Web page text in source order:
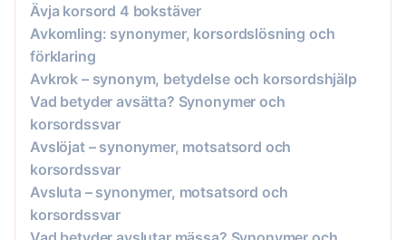
Ävja korsord 4 bokstäver
Avkomling: synonymer, korsordslösning och
förklaring
Avkrok – synonym, betydelse och korsordshjälp
Vad betyder avsätta? Synonymer och
korsordssvar
Avslöjat – synonymer, motsatsord och
korsordssvar
Avsluta – synonymer, motsatsord och
korsordssvar